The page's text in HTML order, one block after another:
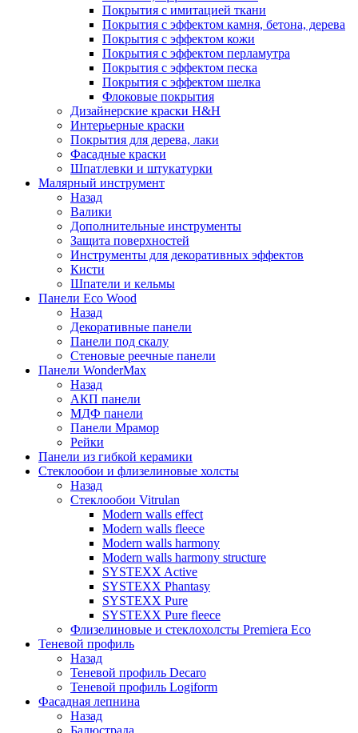
Покрытия с имитацией ткани
Покрытия с эффектом камня, бетона, дерева
Покрытия с эффектом кожи
Покрытия с эффектом перламутра
Покрытия с эффектом песка
Покрытия с эффектом шелка
Флоковые покрытия
Дизайнерские краски H&H
Интерьерные краски
Покрытия для дерева, лаки
Фасадные краски
Шпатлевки и штукатурки
Малярный инструмент
Назад
Валики
Дополнительные инструменты
Защита поверхностей
Инструменты для декоративных эффектов
Кисти
Шпатели и кельмы
Панели Eco Wood
Назад
Декоративные панели
Панели под скалу
Стеновые реечные панели
Панели WonderMax
Назад
АКП панели
МДФ панели
Панели Мрамор
Рейки
Панели из гибкой керамики
Стеклообои и флизелиновые холсты
Назад
Стеклообои Vitrulan
Modern walls effect
Modern walls fleece
Modern walls harmony
Modern walls harmony structure
SYSTEXX Active
SYSTEXX Phantasy
SYSTEXX Pure
SYSTEXX Pure fleece
Флизелиновые и стеклохолсты Premiera Eco
Теневой профиль
Назад
Теневой профиль Decaro
Теневой профиль Logiform
Фасадная лепнина
Назад
Балюстрада